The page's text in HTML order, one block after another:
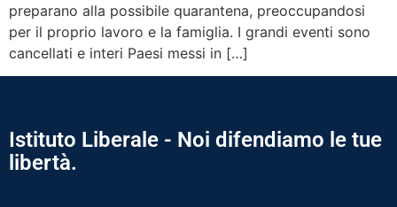
preparano alla possibile quarantena, preoccupandosi
per il proprio lavoro e la famiglia. I grandi eventi sono
cancellati e interi Paesi messi in […]
Istituto Liberale - Noi difendiamo le tue
libertà.